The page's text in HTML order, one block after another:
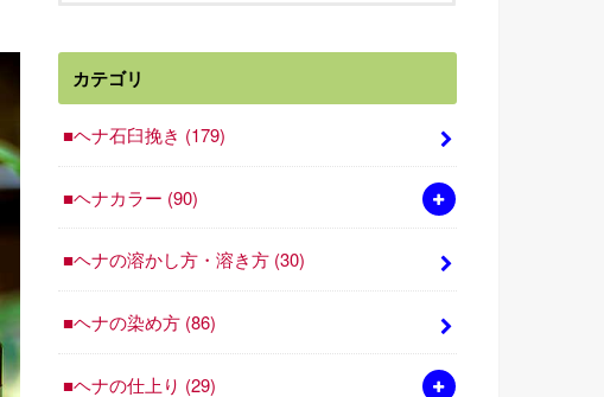
カテゴリ
■ヘナ石臼挽き (179)
■ヘナカラー (90)
■ヘナの溶かし方・溶き方 (30)
■ヘナの染め方 (86)
■ヘナの仕上り (29)